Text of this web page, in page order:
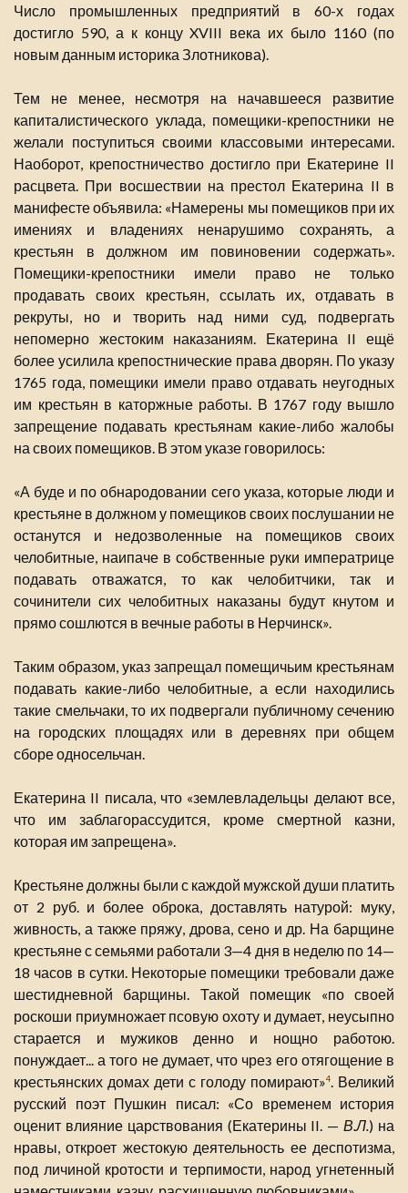
Число промышленных предприятий в 60-х годах
достигло 590, а к концу XVIII века их было 1160 (по
новым данным историка Злотникова).
Тем не менее, несмотря на начавшееся развитие
капиталистического уклада, помещики-крепостники не
желали поступиться своими классовыми интересами.
Наоборот, крепостничество достигло при Екатерине II
расцвета. При восшествии на престол Екатерина II в
манифесте объявила: «Намерены мы помещиков при их
имениях и владениях ненарушимо сохранять, а
крестьян в должном им повиновении содержать».
Помещики-крепостники имели право не только
продавать своих крестьян, ссылать их, отдавать в
рекруты, но и творить над ними суд, подвергать
непомерно жестоким наказаниям. Екатерина II ещё
более усилила крепостнические права дворян. По указу
1765 года, помещики имели право отдавать неугодных
им крестьян в каторжные работы. В 1767 году вышло
запрещение подавать крестьянам какие-либо жалобы
на своих помещиков. В этом указе говорилось:
«А буде и по обнародовании сего указа, которые люди и
крестьяне в должном у помещиков своих послушании не
останутся и недозволенные на помещиков своих
челобитные, наипаче в собственные руки императрице
подавать отважатся, то как челобитчики, так и
сочинители сих челобитных наказаны будут кнутом и
прямо сошлются в вечные работы в Нерчинск».
Таким образом, указ запрещал помещичьим крестьянам
подавать какие-либо челобитные, а если находились
такие смельчаки, то их подвергали публичному сечению
на городских площадях или в деревнях при общем
сборе односельчан.
Екатерина II писала, что «землевладельцы делают все,
что им заблагорассудится, кроме смертной казни,
которая им запрещена».
Крестьяне должны были с каждой мужской души платить
от 2 руб. и более оброка, доставлять натурой: муку,
живность, а также пряжу, дрова, сено и др. На барщине
крестьяне с семьями работали 3—4 дня в неделю по 14—
18 часов в сутки. Некоторые помещики требовали даже
шестидневной барщины. Такой помещик «по своей
роскоши приумножает псовую охоту и думает, неусыпно
старается и мужиков денно и нощно работою.
понуждает... а того не думает, что чрез его отягощение в
крестьянских домах дети с голоду помирают»4. Великий
русский поэт Пушкин писал: «Со временем история
оценит влияние царствования (Екатерины II. —В.Л.) на
нравы, откроет жестокую деятельность ее деспотизма,
под личиной кротости и терпимости, народ угнетенный